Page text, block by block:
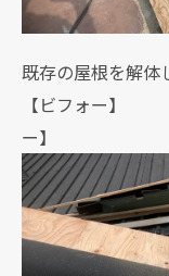
既存の屋根を解体
【ビフ
ー】